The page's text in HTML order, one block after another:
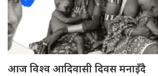
आज विश्व आदिवासी दिवस मनाइँदै